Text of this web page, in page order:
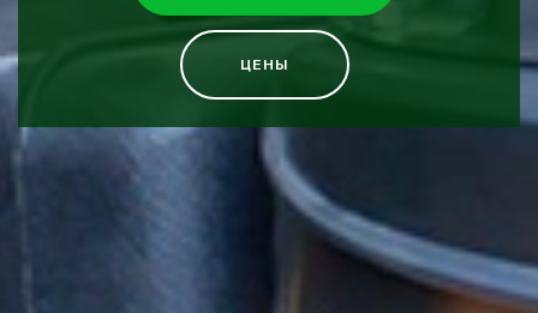
ЦЕНЫ